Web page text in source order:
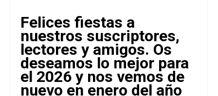
Felices fiestas a
nuestros suscriptores,
lectores y amigos. Os
deseamos lo mejor para
el 2026 y nos vemos de
nuevo en enero del año